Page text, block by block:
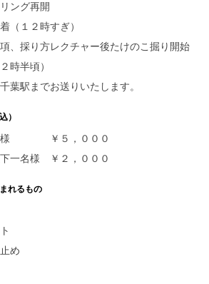
ング再開
（１２時すぎ）
、採り方レクチャー後たけのこ掘り開始
時半頃）
葉駅までお送りいたします。
）
様 ￥５，０００
一名様 ￥２，０００
れるもの
め